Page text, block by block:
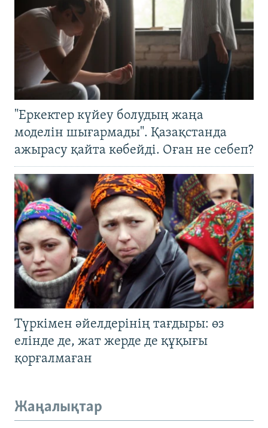
"Еркектер күйеу болудың жаңа
моделін шығармады". Қазақстанда
ажырасу қайта көбейді. Оған не себеп?
Түркімен әйелдерінің тағдыры: өз
елінде де, жат жерде де құқығы
қорғалмаған
Жаңалықтар